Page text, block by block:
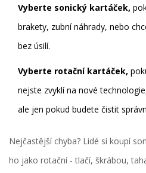
Vyberte sonický kartáček,
brakety, zubní náhrady, nebo
bez úsilí.
Vyberte rotační kartáček,
nejste zvyklí na nové
ale jen pokud budete čistit
Nejčastější chyba? Lidé si koupí
ho jako rotační - tlačí, škrábou,